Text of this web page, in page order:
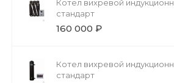
Котел вихревой
стандарт
160 000 ₽
Котел вихревой
стандарт